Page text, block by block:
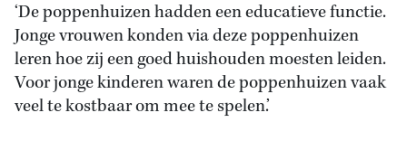
‘De poppenhuizen hadden een educatieve functie.
Jonge vrouwen konden via deze poppenhuizen
leren hoe zij een goed huishouden moesten leiden.
Voor jonge kinderen waren de poppenhuizen vaak
veel te kostbaar om mee te spelen.’